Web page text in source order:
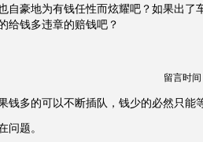
自豪地为有钱任性而炫耀吧？如果出了
给钱多违章的赔钱吧？
留言时间
钱多的可以不断插队，钱少的必然只能
问题。